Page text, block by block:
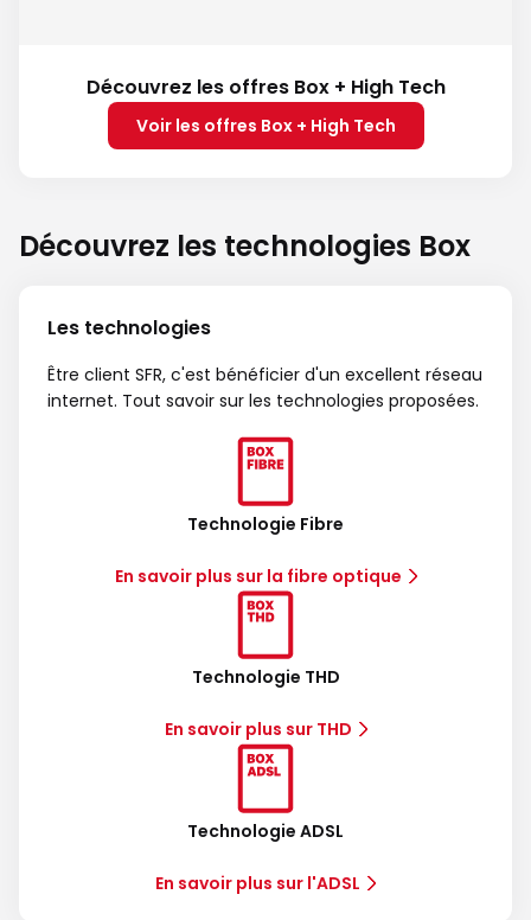
Découvrez les offres Box + High Tech
Voir les offres Box + High Tech
Découvrez les technologies Box
Les technologies
Être client SFR, c'est bénéficier d'un excellent réseau
internet. Tout savoir sur les technologies proposées.
Technologie Fibre
En savoir plus sur la fibre optique
Technologie THD
En savoir plus sur THD
Technologie ADSL
En savoir plus sur l'ADSL